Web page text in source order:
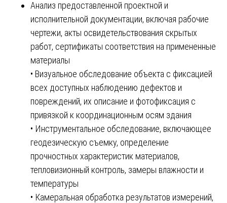
Анализ предоставленной проектной и
исполнительной документации, включая рабочие
чертежи, акты освидетельствования скрытых
работ, сертификаты соответствия на примененные
материалы
• Визуальное обследование объекта с фиксацией
всех доступных наблюдению дефектов и
повреждений, их описание и фотофиксация с
привязкой к координационным осям здания
• Инструментальное обследование, включающее
геодезическую съемку, определение
прочностных характеристик материалов,
тепловизионный контроль, замеры влажности и
температуры
• Камеральная обработка результатов измерений,